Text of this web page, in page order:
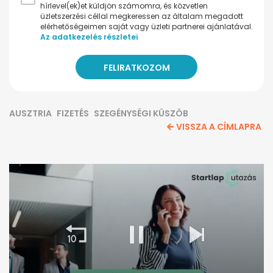
hírlevel(ek)et küldjön számomra, és közvetlen
üzletszerzési céllal megkeressen az általam megadott
elérhetőségeimen saját vagy üzleti partnerei ajánlatával.
Az adatkezelés részletei
AUSZTRIA FIZETÉS SZEGÉNYSÉGI KÜSZÖB
VISSZA A CÍMLAPRA